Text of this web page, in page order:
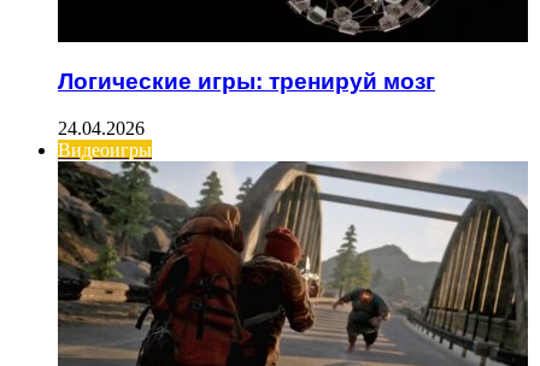
Логические игры: тренируй мозг
24.04.2026
Видеоигры